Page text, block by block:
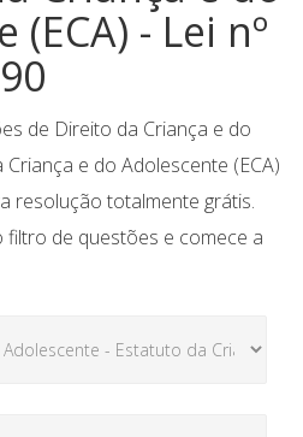
- Lei nº
de Direito da Criança e do
e do Adolescente (ECA)
resolução totalmente grátis.
de questões e comece a